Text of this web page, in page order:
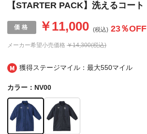
獲得ステージマイル：最大550マイル
【STARTER PACK】洗えるコート
メーカー希望小売価格 ￥14,300(税込)
￥11,000 (税込) 23％OFF
カラー：NV00